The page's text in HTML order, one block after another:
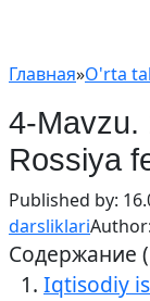
Главная»O'rta
4-Mavzu.
Rossiya
Published by:
darsliklariAuthor:
Содержание
Iqtisodiy